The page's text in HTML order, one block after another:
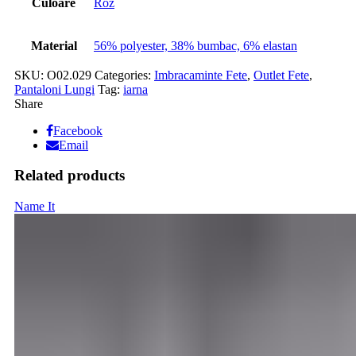
Material 56% polyester, 38% bumbac, 6% elastan
SKU: O02.029 Categories: Imbracaminte Fete, Outlet Fete,
Pantaloni Lungi Tag: iarna
Share
Facebook
Email
Related products
Name It